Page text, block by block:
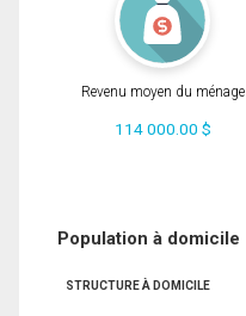
Revenu moyen du ménage
114 000.00 $
Population à domicile
STRUCTURE À DOMICILE